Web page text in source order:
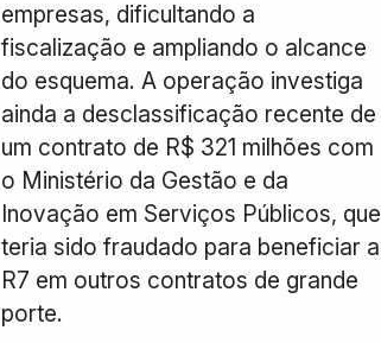
empresas, dificultando a
fiscalização e ampliando o alcance
do esquema. A operação investiga
ainda a desclassificação recente de
um contrato de R$ 321 milhões com
o Ministério da Gestão e da
Inovação em Serviços Públicos, que
teria sido fraudado para beneficiar a
R7 em outros contratos de grande
porte.